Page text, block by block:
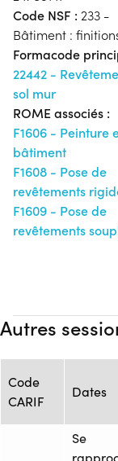
Code NSF : 233 -
Bâtiment :
Formacode
22442 -
sol mur
ROME associés :
F1606 - Peinture
bâtiment
F1608 - Pose de
revêtements
F1609 - Pose de
revêtements
Autres
Code
CARIF
Dates
Se